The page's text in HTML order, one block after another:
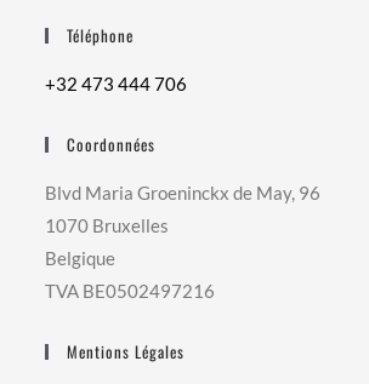
Téléphone
+32 473 444 706
Coordonnées
Blvd Maria Groeninckx de May, 96
1070 Bruxelles
Belgique
TVA BE0502497216
Mentions Légales